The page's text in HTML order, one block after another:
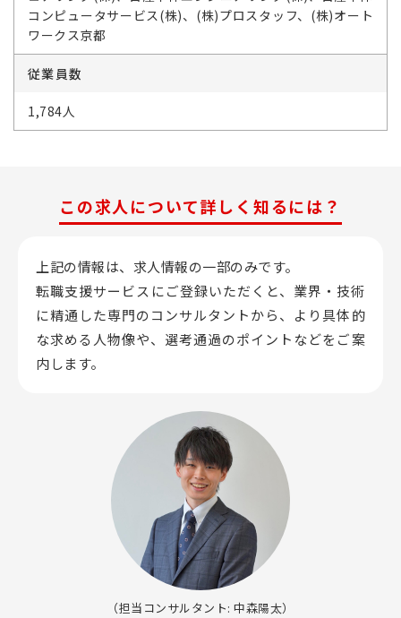
コンピュータサービス(株)、(株)プロスタッフ、(株)オート
ワークス京都
従業員数
1,784人
この求人について詳しく知るには？
上記の情報は、求人情報の一部のみです。
転職支援サービスにご登録いただくと、業界・技術
に精通した専門のコンサルタントから、 より具体的
な求める人物像や、選考通過のポイントなどをご案
内します。
（担当コンサルタント: 中森陽太）